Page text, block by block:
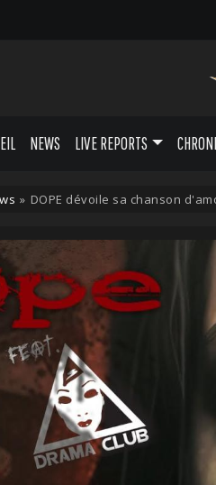
NEWS LIVE REPORTS
» DOPE dévoile sa chanson